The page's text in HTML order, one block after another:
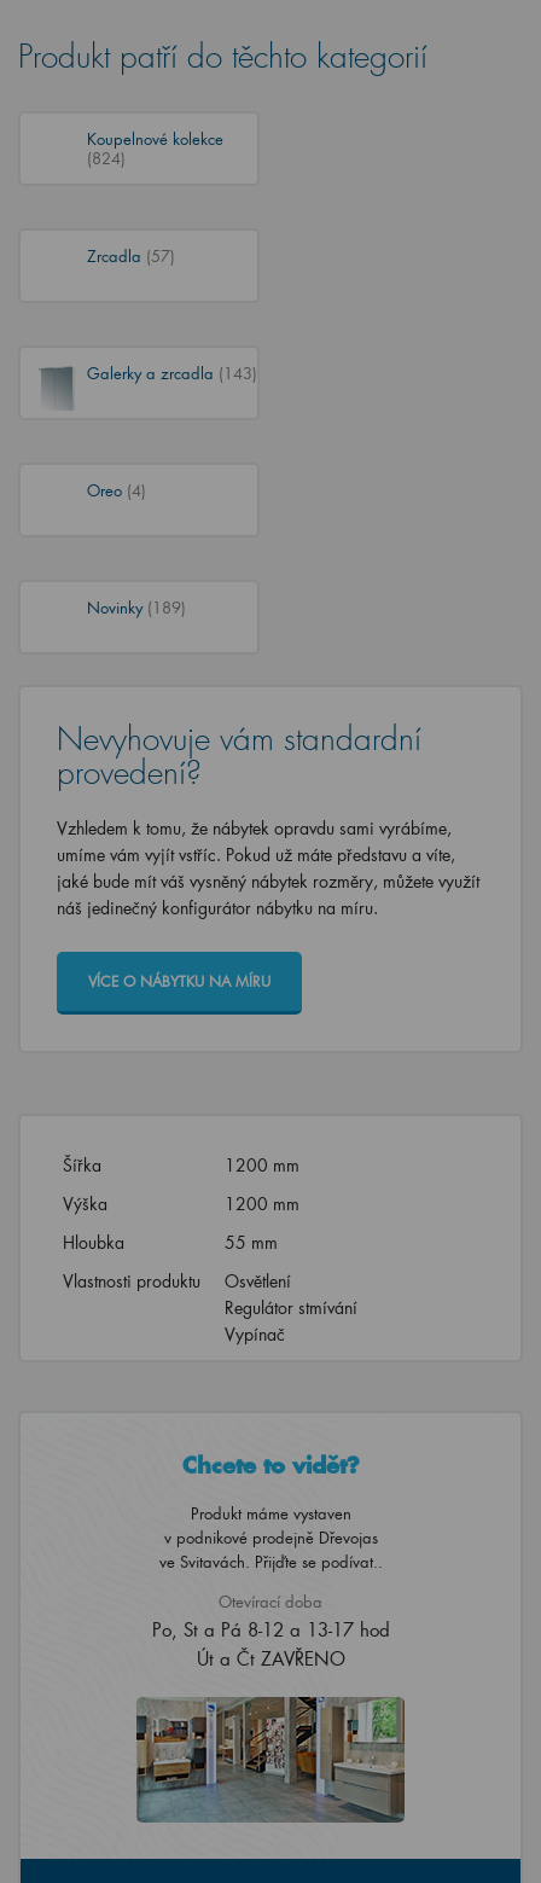
Produkt patří do těchto kategorií
Koupelnové kolekce
(824)
Zrcadla (57)
Galerky a zrcadla (143)
Oreo (4)
Novinky (189)
Nevyhovuje vám standardní
provedení?
Vzhledem k tomu, že nábytek opravdu sami vyrábíme,
umíme vám vyjít vstříc. Pokud už máte představu a víte,
jaké bude mít váš vysněný nábytek rozměry, můžete využít
náš jedinečný konfigurátor nábytku na míru.
VÍCE O NÁBYTKU NA MÍRU
Šířka
1200 mm
Výška
1200 mm
Hloubka
55 mm
Vlastnosti produktu
Osvětlení
Regulátor stmívání
Vypínač
Chcete to vidět?
Produkt máme vystaven
v podnikové prodejně Dřevojas
ve Svitavách. Přijďte se podívat..
Otevírací doba
Po, St a Pá 8-12 a 13-17 hod
Út a Čt ZAVŘENO